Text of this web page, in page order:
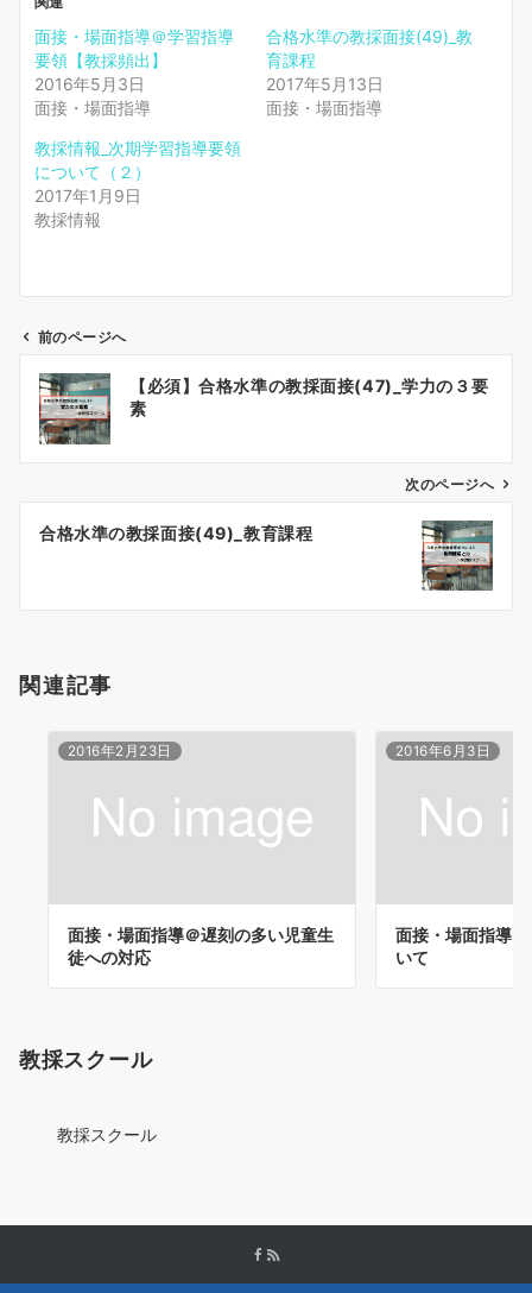
面接・場面指導＠学習指導
要領【教採頻出】
2016年5月3日
面接・場面指導
合格水準の教採面接(49)_教
育課程
2017年5月13日
面接・場面指導
教採情報_次期学習指導要領
について（２）
2017年1月9日
教採情報
ビ
ン
前のページへ
【必須】合格水準の教採面接(47)_学力の３要
素
次のページへ
合格水準の教採面接(49)_教育課程
関連記事
2016年2月23日
面接・場面指導＠遅刻の多い児童生
徒への対応
2016年6月3日
面接・場面指導
いて
教採スクール
教採スクール